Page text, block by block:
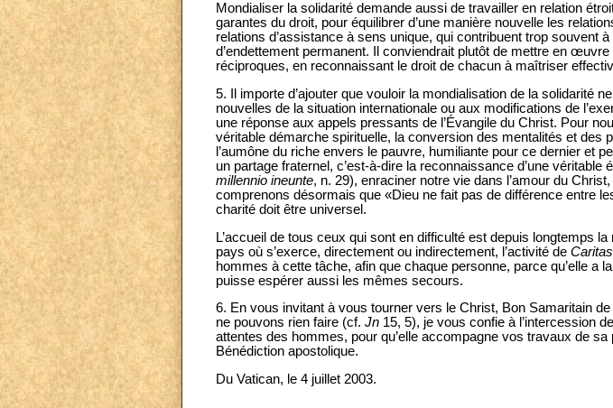
Mondialiser la solidarité demande aussi de travailler en relation
garantes du droit, pour équilibrer d’une manière nouvelle les
relations d’assistance à sens unique, qui contribuent trop souvent
d’endettement permanent. Il conviendrait plutôt de mettre en
réciproques, en reconnaissant le droit de chacun à maîtriser
5. Il importe d’ajouter que vouloir la mondialisation de la solidarité
nouvelles de la situation internationale ou aux modifications de
une réponse aux appels pressants de l’Évangile du Christ. Pour
véritable démarche spirituelle, la conversion des mentalités et des
l’aumône du riche envers le pauvre, humiliante pour ce dernier et
un partage fraternel, c’est-à-dire la reconnaissance d’une
millennio ineunte, n. 29), enraciner notre vie dans l’amour du
comprenons désormais que «Dieu ne fait pas de différence entre
charité doit être universel.
L’accueil de tous ceux qui sont en difficulté est depuis longtemps
pays où s’exerce, directement ou indirectement, l’activité de Caritas
hommes à cette tâche, afin que chaque personne, parce qu’elle
puisse espérer aussi les mêmes secours.
6. En vous invitant à vous tourner vers le Christ, Bon Samaritain
ne pouvons rien faire (cf. Jn 15, 5), je vous confie à l’intercession
attentes des hommes, pour qu’elle accompagne vos travaux de
Bénédiction apostolique.
Du Vatican, le 4 juillet 2003.